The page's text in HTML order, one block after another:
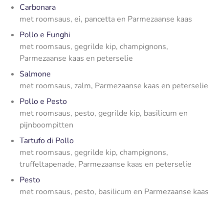
Carbonara
met roomsaus, ei, pancetta en Parmezaanse kaas
Pollo e Funghi
met roomsaus, gegrilde kip, champignons,
Parmezaanse kaas en peterselie
Salmone
met roomsaus, zalm, Parmezaanse kaas en peterselie
Pollo e Pesto
met roomsaus, pesto, gegrilde kip, basilicum en
pijnboompitten
Tartufo di Pollo
met roomsaus, gegrilde kip, champignons,
truffeltapenade, Parmezaanse kaas en peterselie
Pesto
met roomsaus, pesto, basilicum en Parmezaanse kaas